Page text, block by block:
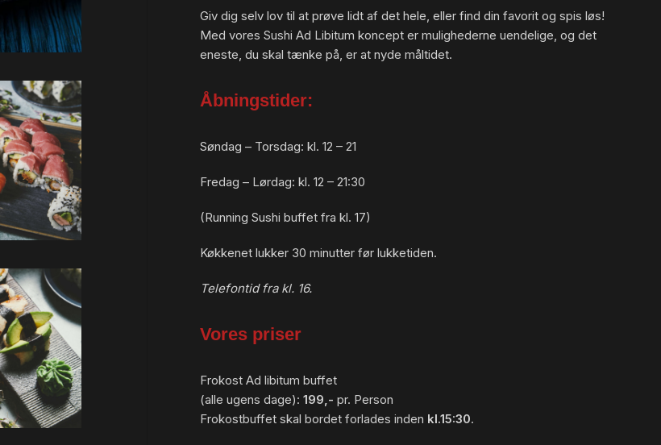
Giv dig selv lov til at prøve lidt af det hele, eller find din favorit og spis løs!
Med vores Sushi Ad Libitum koncept er mulighederne uendelige, og det
eneste, du skal tænke på, er at nyde måltidet.
Åbningstider:
Søndag – Torsdag: kl. 12 – 21
Fredag – Lørdag: kl. 12 – 21:30
(Running Sushi buffet fra kl. 17)
Køkkenet lukker 30 minutter før lukketiden.
Telefontid fra kl. 16.
Vores priser
Frokost Ad libitum buffet
(alle ugens dage): 199,- pr. Person
Frokostbuffet skal bordet forlades inden kl.15:30.